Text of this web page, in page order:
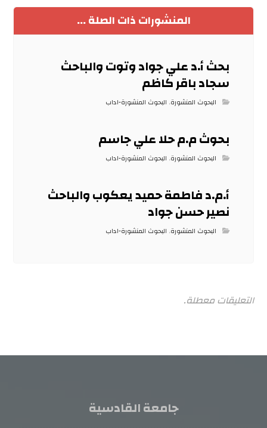
المنشورات ذات الصلة ...
بحث أ.د علي جواد وتوت والباحث
سجاد باقر كاظم
البحوث المنشورة, البحوث المنشورة-اداب
بحوث م.م حلا علي جاسم
البحوث المنشورة, البحوث المنشورة-اداب
أ.م.د فاطمة حميد يعكوب والباحث
نصير حسن جواد
البحوث المنشورة, البحوث المنشورة-اداب
التعليقات معطلة.
جامعة القادسية